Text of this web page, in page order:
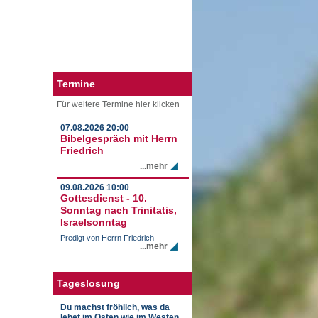
Termine
Für weitere Termine hier klicken
07.08.2026 20:00
Bibelgespräch mit Herrn
Friedrich
...mehr
09.08.2026 10:00
Gottesdienst - 10.
Sonntag nach Trinitatis,
Israelsonntag
Predigt von Herrn Friedrich
...mehr
Tageslosung
Du machst fröhlich, was da